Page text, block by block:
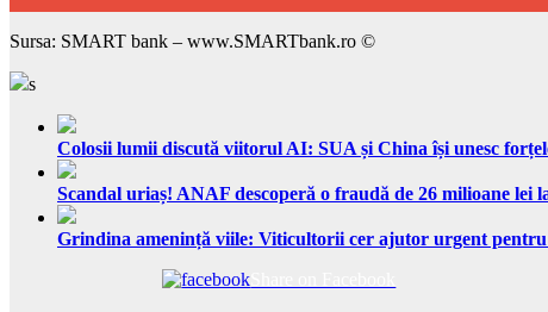
Sursa: SMART bank – www.SMARTbank.ro ©
s
Colosii lumii discută viitorul AI: SUA și China își unesc
Scandal uriaș! ANAF descoperă o fraudă de 26 milioane lei
Grindina amenință viile: Viticultorii cer ajutor urgent